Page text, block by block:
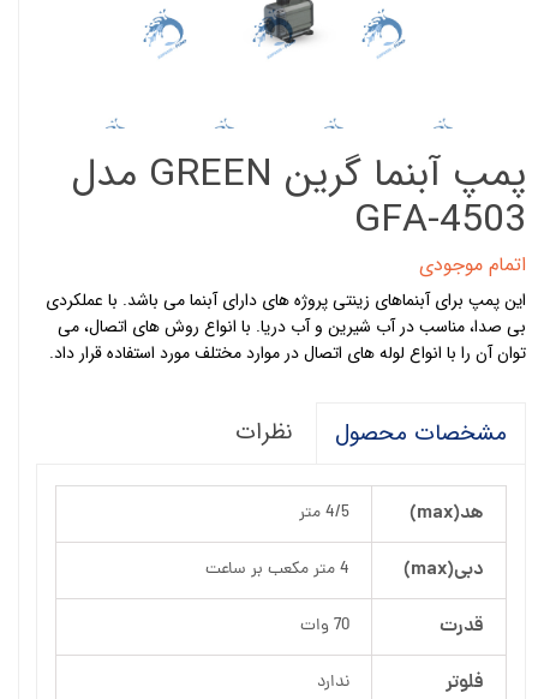
پمپ آبنما گرین GREEN مدل
GFA-4503
اتمام موجودی
این پمپ برای آبنماهای زینتی پروژه های دارای آبنما می باشد. با عملکردی
بی صدا، مناسب در آب شیرین و آب دریا. با انواع روش های اتصال، می
توان آن را با انواع لوله های اتصال در موارد مختلف مورد استفاده قرار داد.
مشخصات محصول نظرات
هد(max) 4/5 متر
دبی(max) 4 متر مکعب بر ساعت
قدرت 70 وات
فلوتر ندارد